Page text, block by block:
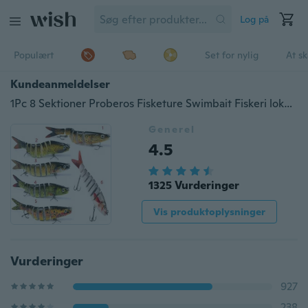
Log på
Populært Set for nylig At
Kundeanmeldelser
1Pc 8 Sektioner Proberos Fisketure Swimbait Fiskeri lokkemad 6 # Krogfiskeri
Generel
4.5
1325 Vurderinger
Vis produktoplysninger
Vurderinger
927